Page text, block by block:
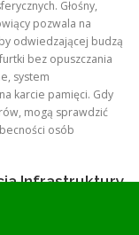
Głośny,
pozwala na
odwiedzającej budzą
bez opuszczania
system
karcie pamięci. Gdy
mogą sprawdzić
osób
Infrastruktury
Północ